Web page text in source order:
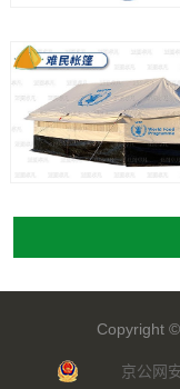
Copyright ©
京公网